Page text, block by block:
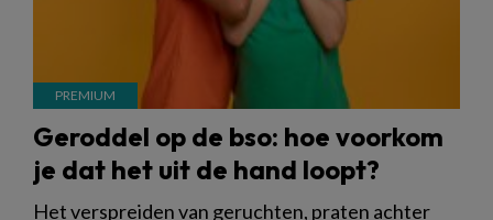
Geroddel op de bso: hoe voorkom
je dat het uit de hand loopt?
Het verspreiden van geruchten, praten achter